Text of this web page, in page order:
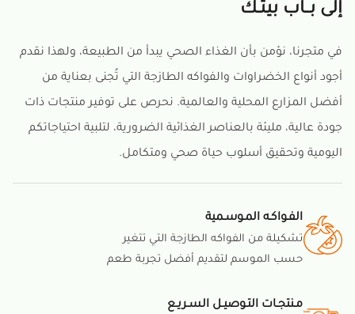
إلى بــاب بيتـك
في متجرنا، نؤمن بأن الغذاء الصحي يبدأ من الطبيعة، ولهذا نقدم
أجود أنواع الخضراوات والفواكه الطازجة التي تُجنى بعناية من
أفضل المزارع المحلية والعالمية. نحرص على توفير منتجات ذات
جودة عالية، مليئة بالعناصر الغذائية الضرورية، لتلبية احتياجاتكم
اليومية وتحقيق أسلوب حياة صحي ومتكامل.
الفـواكـه المـوسـمية
تشكيلة من الفواكه الطازجة التي تتغير
حسب الموسم لتقديم أفضل تجربة طعم
مـنتجـات التـوصيـل السـريـع